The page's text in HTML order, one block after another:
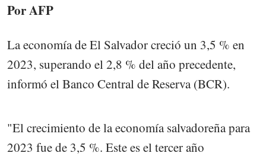
Por AFP
La economía de El Salvador creció un 3,5 % en
2023, superando el 2,8 % del año precedente,
informó el Banco Central de Reserva (BCR).
"El crecimiento de la economía salvadoreña para
2023 fue de 3,5 %. Este es el tercer año